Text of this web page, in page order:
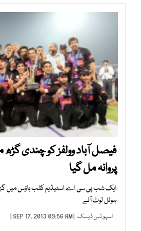
فیصل آباد وولفز کو چندی گڑھ
پروانہ مل گیا
ایک شب پی سی اے اسٹیڈیم کلب ہاؤس میں
ہوٹل لوٹ آئے
اسپورٹس ڈیسک | SEP 17, 2013 09:56 AM |